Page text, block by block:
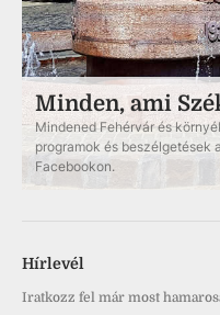
Minden, ami
Mindened Fehérvár és
programok és beszélgetések
Facebookon.
Hírlevél
Iratkozz fel már most